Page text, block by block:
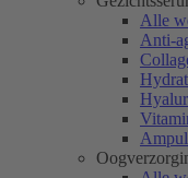
Alle
Anti-